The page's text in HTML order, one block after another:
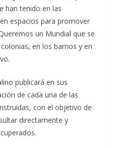
han tenido en las
espacios para promover
un Mundial que se
en los barrios y en
publicará en sus
de cada una de las
con el objetivo de
directamente y